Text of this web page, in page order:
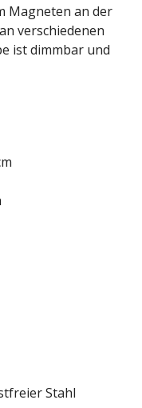
Magneten an der
verschiedenen
ist dimmbar und
Stahl